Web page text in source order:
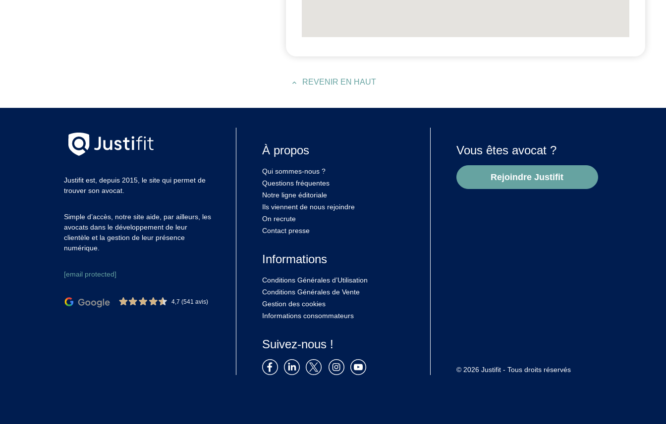
REVENIR EN HAUT
Justifit est, depuis 2015, le site qui permet de
trouver son avocat.
Simple d’accès, notre site aide, par ailleurs, les
avocats dans le développement de leur
clientèle et la gestion de leur présence
numérique.
[email protected]
4,7 (541 avis)
À propos
Qui sommes-nous ?
Questions fréquentes
Notre ligne éditoriale
Ils viennent de nous rejoindre
On recrute
Contact presse
Informations
Conditions Générales d’Utilisation
Conditions Générales de Vente
Gestion des cookies
Informations consommateurs
Suivez-nous !
Vous êtes avocat ?
Rejoindre Justifit
© 2026 Justifit - Tous droits réservés